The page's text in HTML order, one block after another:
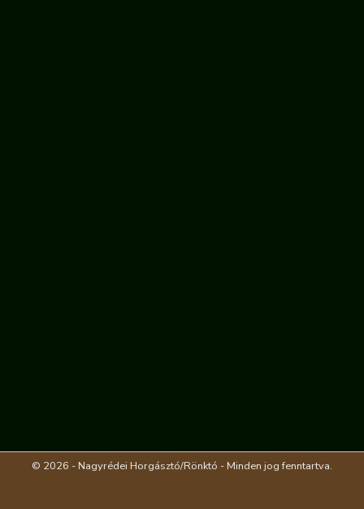
© 2026 - Nagyrédei Horgásztó/Rönktó - Minden jog fenntartva.